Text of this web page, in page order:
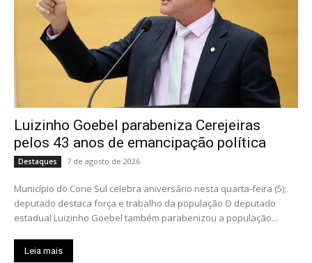
Luizinho Goebel parabeniza Cerejeiras
pelos 43 anos de emancipação política
Destaques 7 de agosto de 2026
Município do Cone Sul celebra aniversário nesta quarta-feira (5);
deputado destaca força e trabalho da população O deputado
estadual Luizinho Goebel também parabenizou a população...
Leia mais